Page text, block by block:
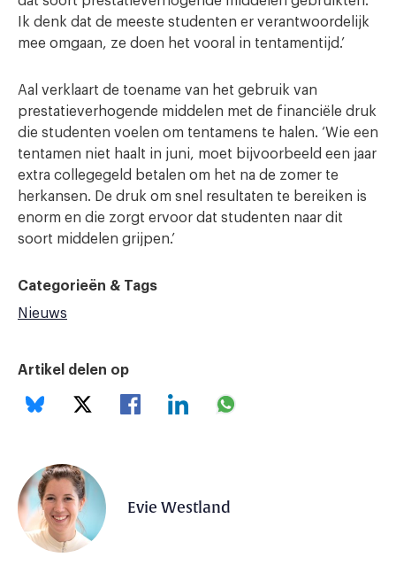
Ik denk dat de meeste studenten er verantwoordelijk
mee omgaan, ze doen het vooral in tentamentijd.’
Aal verklaart de toename van het gebruik van
prestatieverhogende middelen met de financiële druk
die studenten voelen om tentamens te halen. ‘Wie een
tentamen niet haalt in juni, moet bijvoorbeeld een jaar
extra collegegeld betalen om het na de zomer te
herkansen. De druk om snel resultaten te bereiken is
enorm en die zorgt ervoor dat studenten naar dit
soort middelen grijpen.’
Categorieën & Tags
Nieuws
Artikel delen op
Evie Westland